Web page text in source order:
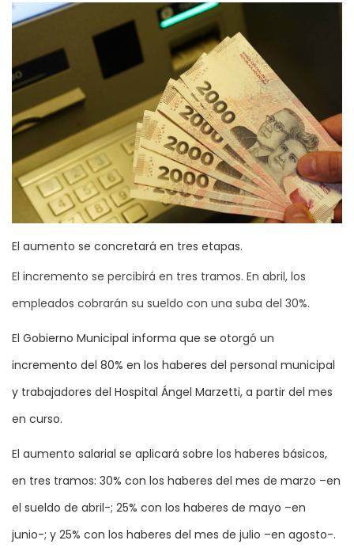
El aumento se concretará en tres etapas.
El incremento se percibirá en tres tramos. En abril, los
empleados cobrarán su sueldo con una suba del 30%.
El Gobierno Municipal informa que se otorgó un
incremento del 80% en los haberes del personal municipal
y trabajadores del Hospital Ángel Marzetti, a partir del mes
en curso.
El aumento salarial se aplicará sobre los haberes básicos,
en tres tramos: 30% con los haberes del mes de marzo –en
el sueldo de abril-; 25% con los haberes de mayo –en
junio-; y 25% con los haberes del mes de julio –en agosto-.